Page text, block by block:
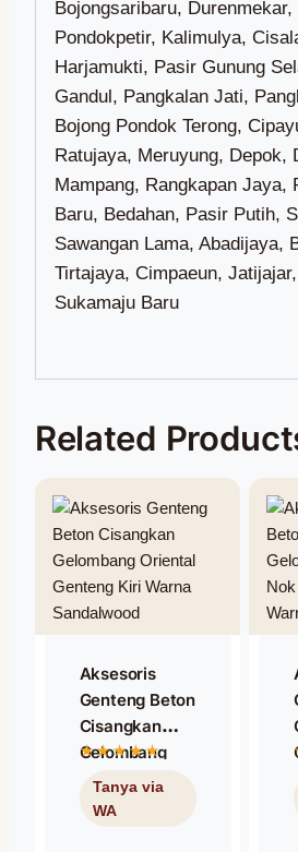
Related
Aksesoris
Genteng Beton
Cisangkan
Gelombang
Oriental
Genteng Kiri